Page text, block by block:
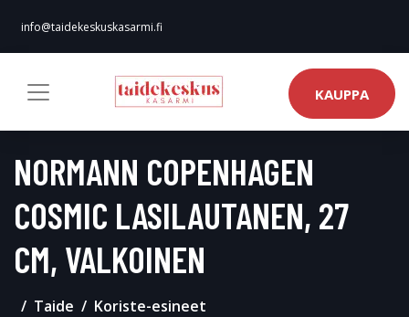
info@taidekeskuskasarmi.fi
KAUPPA
NORMANN COPENHAGEN
COSMIC LASILAUTANEN, 27
CM, VALKOINEN
Taide Koriste-esineet